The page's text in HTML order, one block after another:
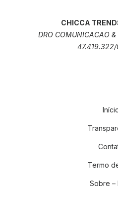
CHICCA
DRO COMUNICACAO
Termo
Sobre –